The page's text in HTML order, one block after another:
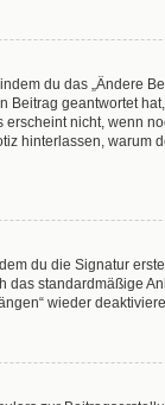
du das „Ändere
Beitrag geantwortet
nicht, wenn
hinterlassen, warum
du die Signatur
das standardmäßige
wieder